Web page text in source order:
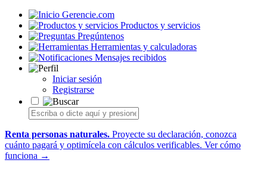
Gerencie.com
Productos y servicios
Pregúntenos
Herramientas y calculadoras
Mensajes recibidos
Iniciar sesión
Registrarse
Renta personas naturales. Proyecte su declaración, conozca
cuánto pagará y optimícela con cálculos verificables. Ver cómo
funciona →